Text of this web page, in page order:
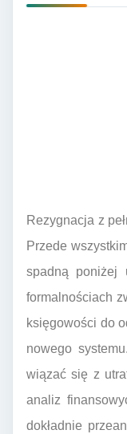
Rezygnacja z
Przede
spadną poniżej
formalnościach
księgowości do
nowego
wiązać się z
analiz
dokładnie